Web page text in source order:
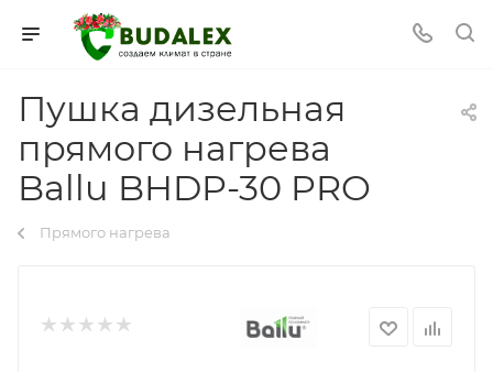
Пушка дизельная
прямого нагрева
Ballu BHDP-30 PRO
Прямого нагрева